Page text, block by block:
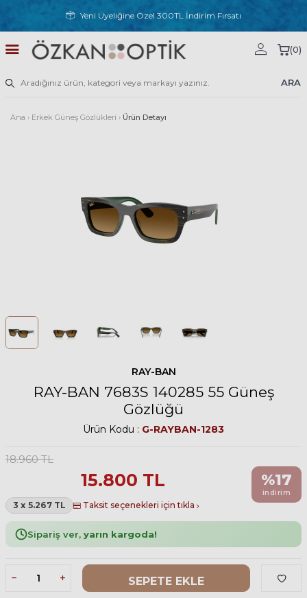
Yeni Üyeliğine Özel 300TL İndirim Fırsatı
ARA
(0)
Ana › Erkek Güneş Gözlükleri › Ürün Detayı
RAY-BAN
RAY-BAN 7683S 140285 55 Güneş
Gözlüğü
Ürün Kodu : G-RAYBAN-1283
18.960TL
15.800 TL
3 x 5.267 TL Taksit seçenekleri için tıkla
%17
indirim
Sipariş ver, yarın kargoda!
SEPETE EKLE